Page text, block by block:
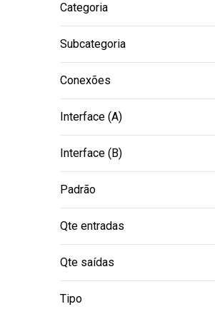
Periféricos
Categoria
Multiplicador e Divisor de
Subcategoria
Conexões
Interface (A)
Mini DisplayPort Macho
Interface (B)
Padrão
Mini DisplayPort
Qte entradas
Qte saídas
Tipo